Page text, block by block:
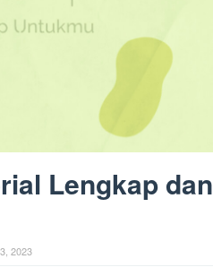
Lengkap dan
2023